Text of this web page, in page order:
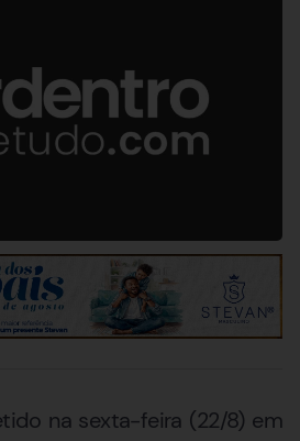
na sexta-feira (22/8) em